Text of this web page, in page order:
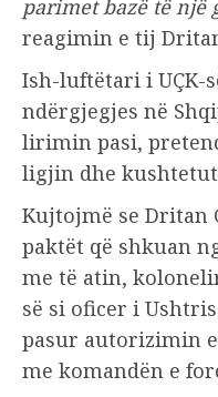
parimet bazë të një
reagimin e tij
Ish-luftëtari i UÇK-
ndërgjegjes në
lirimin pasi,
ligjin dhe
Kujtojmë se Dritan
paktët që shkuan
me të atin,
së si oficer i
pasur autorizimin
me komandën e